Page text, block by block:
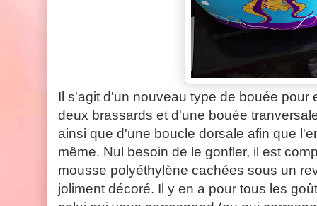
Il s'agit d'un nouveau type de bouée pour
deux brassards et d'une bouée
ainsi que d'une boucle dorsale afin que
même. Nul besoin de le gonfler, il est
mousse polyéthylène cachées sous un
joliment décoré. Il y en a pour tous les